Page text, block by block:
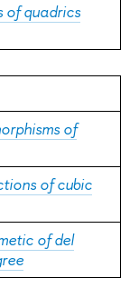
of quadrics
of
of cubic
of del